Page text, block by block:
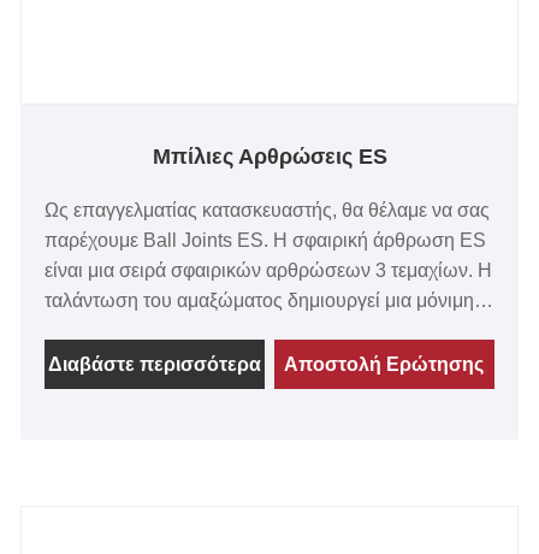
Μπίλιες Αρθρώσεις ES
Ως επαγγελματίας κατασκευαστής, θα θέλαμε να σας
παρέχουμε Ball Joints ES. Η σφαιρική άρθρωση ES
είναι μια σειρά σφαιρικών αρθρώσεων 3 τεμαχίων. Η
ταλάντωση του αμαξώματος δημιουργεί μια μόνιμη
νεοπρένιο βοηθά στην αντίσταση στη μόλυνση της
βρωμιάς. Γεμισμένο με λιπαντικό ώστε να κυκλώνει
Διαβάστε περισσότερα Αποστολή Ερώτησης